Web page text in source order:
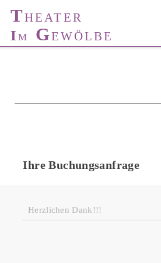
THEATER
IM GEWÖLBE
Ihre Buchungsanfrage